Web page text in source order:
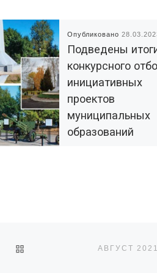
Опубликовано
Подведены
конкурсного
инициативных
проектов
муниципальных
образований
образований Брянской
ОБРАТНО К СПИСКУ